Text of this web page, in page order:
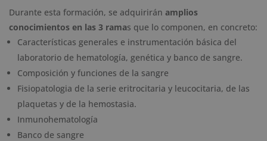
Durante esta formación, se adquirirán amplios
conocimientos en las 3 ramas que lo componen, en concreto:
Características generales e instrumentación básica del
laboratorio de hematología, genética y banco de sangre.
Composición y funciones de la sangre
Fisiopatologia de la serie eritrocitaria y leucocitaria, de las
plaquetas y de la hemostasia.
Inmunohematología
Banco de sangre